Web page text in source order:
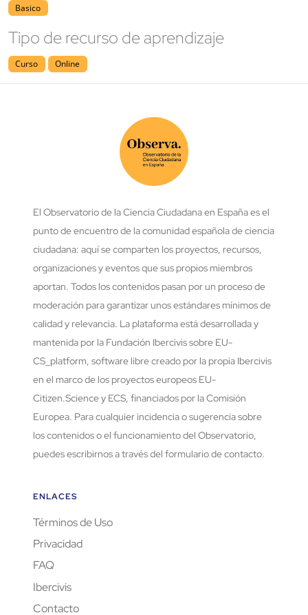
Basico
Tipo de recurso de aprendizaje
Curso Online
El Observatorio de la Ciencia Ciudadana en España es el
punto de encuentro de la comunidad española de ciencia
ciudadana: aquí se comparten los proyectos, recursos,
organizaciones y eventos que sus propios miembros
aportan. Todos los contenidos pasan por un proceso de
moderación para garantizar unos estándares mínimos de
calidad y relevancia. La plataforma está desarrollada y
mantenida por la Fundación Ibercivis sobre EU-
CS_platform, software libre creado por la propia Ibercivis
en el marco de los proyectos europeos EU-
Citizen.Science y ECS, financiados por la Comisión
Europea. Para cualquier incidencia o sugerencia sobre
los contenidos o el funcionamiento del Observatorio,
puedes escribirnos a través del formulario de contacto.
ENLACES
Términos de Uso
Privacidad
FAQ
Ibercivis
Contacto